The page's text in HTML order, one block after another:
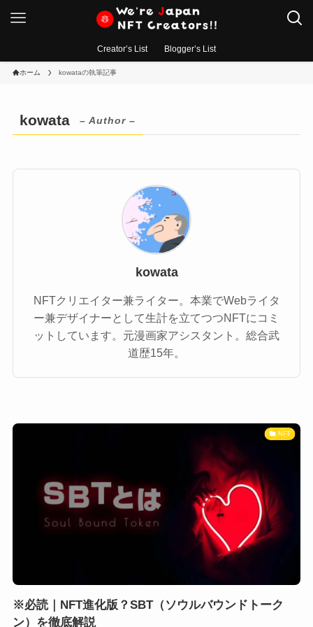
Creator’s List Blogger’s List
ホーム kowataの執筆記事
kowata – Author –
kowata
NFTクリエイター兼ライター。本業でWebライタ
ー兼デザイナーとして生計を立てつつNFTにコミ
ットしています。元漫画家アシスタント。総合武
道歴15年。
NFT
※必読｜NFT進化版？SBT（ソウルバウンドトーク
ン）を徹底解説